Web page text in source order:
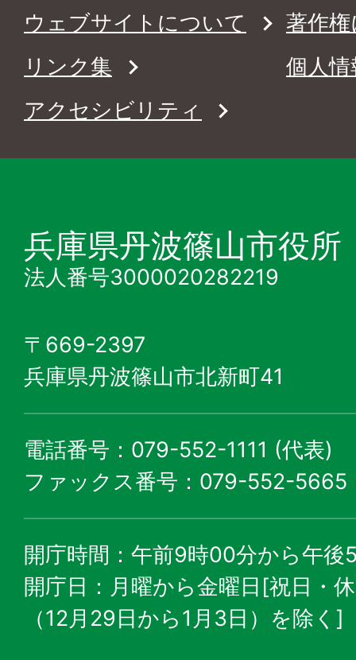
ウェブサイトについて
著作
リンク集
個人
アクセシビリティ
兵庫県丹波篠山市役所
法人番号3000020282219
〒669-2397
兵庫県丹波篠山市北新町41
電話番号：079-552-1111 (代表)
ファックス番号：079-552-5665
開庁時間：午前9時00分から午後
開庁日：月曜から金曜日[祝日・
（12月29日から1月3日）を除く]